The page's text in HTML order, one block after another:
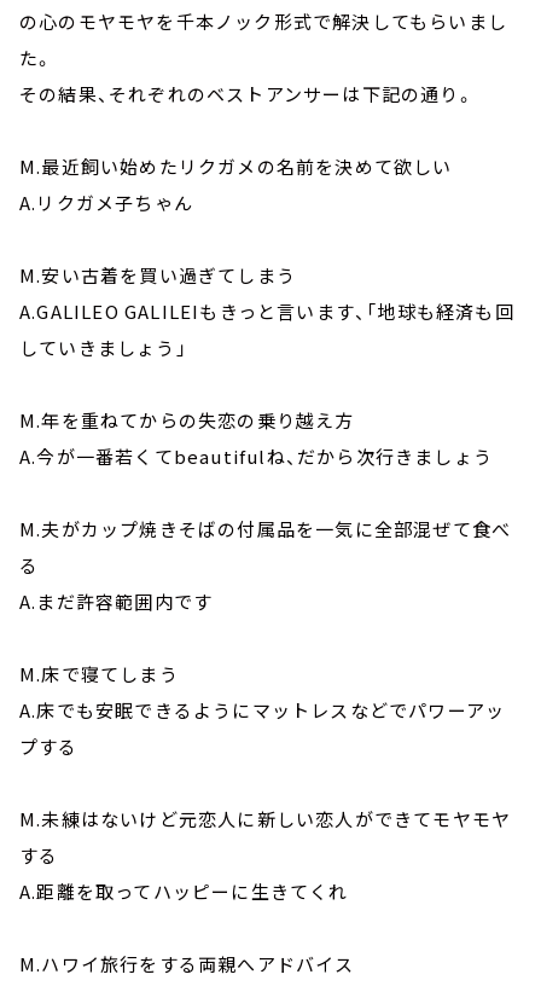
の心のモヤモヤを千本ノック形式で解決してもらいまし
た。
その結果、それぞれのベストアンサーは下記の通り。
M.最近飼い始めたリクガメの名前を決めて欲しい
A.リクガメ子ちゃん
M.安い古着を買い過ぎてしまう
A.GALILEO GALILEIもきっと言います、「地球も経済も回
していきましょう」
M.年を重ねてからの失恋の乗り越え方
A.今が一番若くてbeautifulね、だから次行きましょう
M.夫がカップ焼きそばの付属品を一気に全部混ぜて食べ
る
A.まだ許容範囲内です
M.床で寝てしまう
A.床でも安眠できるようにマットレスなどでパワーアッ
プする
M.未練はないけど元恋人に新しい恋人ができてモヤモヤ
する
A.距離を取ってハッピーに生きてくれ
M.ハワイ旅行をする両親へアドバイス